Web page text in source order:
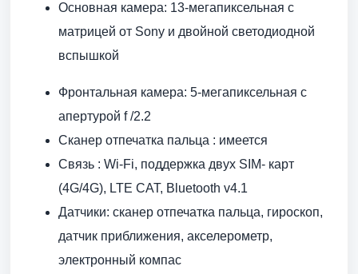
Основная камера: 13-мегапиксельная с
матрицей от Sony и двойной светодиодной
вспышкой
Фронтальная камера: 5-мегапиксельная с
апертурой f /2.2
Сканер отпечатка пальца : имеется
Связь : Wi-Fi, поддержка двух SIM- карт
(4G/4G), LTE CAT, Bluetooth v4.1
Датчики: сканер отпечатка пальца, гироскоп,
датчик приближения, акселерометр,
электронный компас